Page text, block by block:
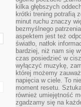
kilka głębszych
krótki trening potrafią
minut ruchu znaczy
bezmyślnego
aspektem jest też
światło, natłok
bardziej, niż nam się
czas posiedzieć w
wyłączyć muzykę,
której możemy
napięcia w ciele. To
moment resetu.
również umiejętność
zgadzamy się na